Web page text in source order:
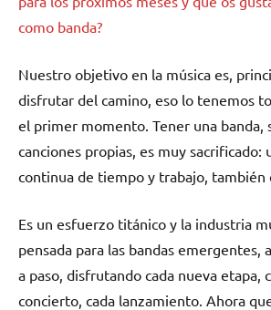
como banda?
Nuestro objetivo en la música es,
disfrutar del camino, eso lo tenemos
el primer momento. Tener una banda,
canciones propias, es muy sacrificado:
continua de tiempo y trabajo, también
Es un esfuerzo titánico y la industria
pensada para las bandas emergentes,
a paso, disfrutando cada nueva etapa,
concierto, cada lanzamiento. Ahora